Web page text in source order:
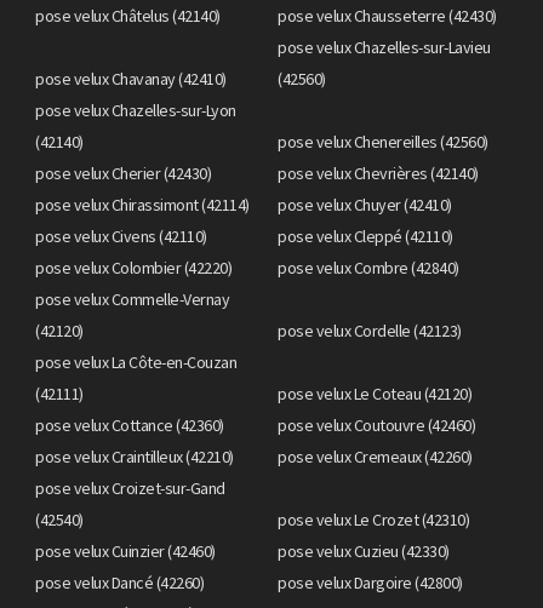
pose velux Châtelus (42140)
pose velux Chausseterre (42430)
pose velux Chavanay (42410)
pose velux Chazelles-sur-Lavieu
(42560)
pose velux Chazelles-sur-Lyon
(42140)
pose velux Chenereilles (42560)
pose velux Cherier (42430)
pose velux Chevrières (42140)
pose velux Chirassimont (42114)
pose velux Chuyer (42410)
pose velux Civens (42110)
pose velux Cleppé (42110)
pose velux Colombier (42220)
pose velux Combre (42840)
pose velux Commelle-Vernay
(42120)
pose velux Cordelle (42123)
pose velux La Côte-en-Couzan
(42111)
pose velux Le Coteau (42120)
pose velux Cottance (42360)
pose velux Coutouvre (42460)
pose velux Craintilleux (42210)
pose velux Cremeaux (42260)
pose velux Croizet-sur-Gand
(42540)
pose velux Le Crozet (42310)
pose velux Cuinzier (42460)
pose velux Cuzieu (42330)
pose velux Dancé (42260)
pose velux Dargoire (42800)